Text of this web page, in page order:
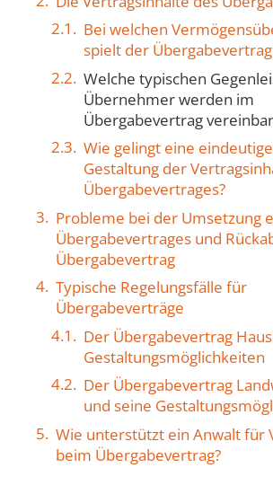
Bei welchen
spielt der
Welche typischen
Übernehmer werden im
Übergabevertrag
Wie gelingt eine
Gestaltung der
Übergabevertrages?
Probleme bei der Umsetzung
Übergabevertrages und
Übergabevertrag
Typische Regelungsfälle für
Übergabeverträge
Der Übergabevertrag
Gestaltungsmöglichkeiten
Der Übergabevertrag
und seine
Wie unterstützt ein Anwalt für
beim Übergabevertrag?